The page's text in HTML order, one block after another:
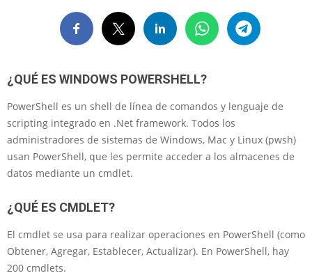
¿QUÉ ES WINDOWS POWERSHELL?
PowerShell es un shell de línea de comandos y lenguaje de
scripting integrado en .Net framework. Todos los
administradores de sistemas de Windows, Mac y Linux (pwsh)
usan PowerShell, que les permite acceder a los almacenes de
datos mediante un cmdlet.
¿QUÉ ES CMDLET?
El cmdlet se usa para realizar operaciones en PowerShell (como
Obtener, Agregar, Establecer, Actualizar). En PowerShell, hay
200 cmdlets.